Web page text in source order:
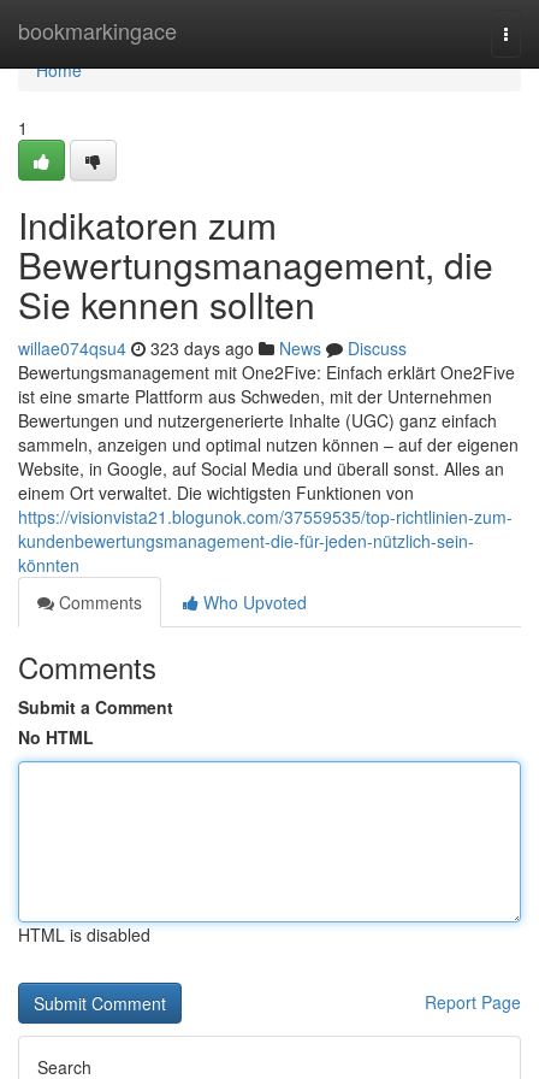
bookmarkingace
Home
Home
1
Indikatoren zum
Bewertungsmanagement, die
Sie kennen sollten
willae074qsu4 323 days ago News
Discuss
Bewertungsmanagement mit One2Five: Einfach erklärt One2Five
ist eine smarte Plattform aus Schweden, mit der Unternehmen
Bewertungen und nutzergenerierte Inhalte (UGC) ganz einfach
sammeln, anzeigen und optimal nutzen können – auf der eigenen
Website, in Google, auf Social Media und überall sonst. Alles an
einem Ort verwaltet. Die wichtigsten Funktionen von
https://visionvista21.blogunok.com/37559535/top-richtlinien-zum-
kundenbewertungsmanagement-die-für-jeden-nützlich-sein-
könnten
Comments
Who Upvoted
Comments
Submit a Comment
No HTML
HTML is disabled
Report Page
Search